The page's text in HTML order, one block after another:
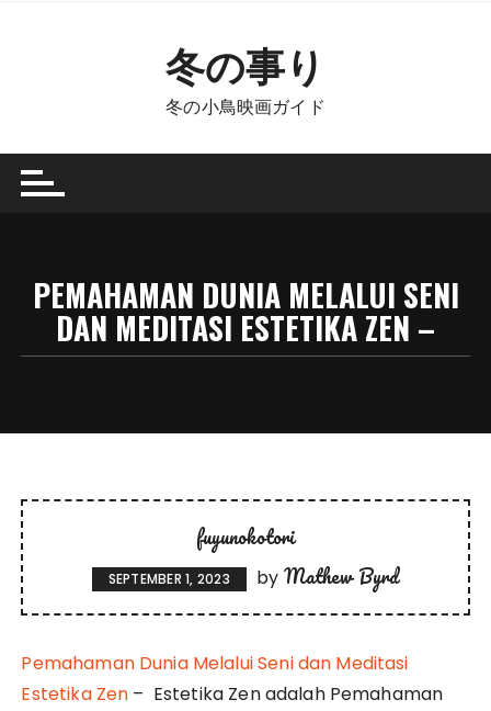
冬の事り
冬の小鳥映画ガイド
PEMAHAMAN DUNIA MELALUI SENI
DAN MEDITASI ESTETIKA ZEN –
fuyunokotori
SEPTEMBER 1, 2023 by Mathew Byrd
Pemahaman Dunia Melalui Seni dan Meditasi
Estetika Zen – Estetika Zen adalah Pemahaman